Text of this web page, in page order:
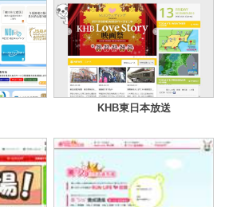
KHB東日本放送